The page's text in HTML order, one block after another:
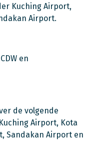
Kuching Airport,
Airport.
en
de volgende
Airport, Kota
Sandakan Airport en